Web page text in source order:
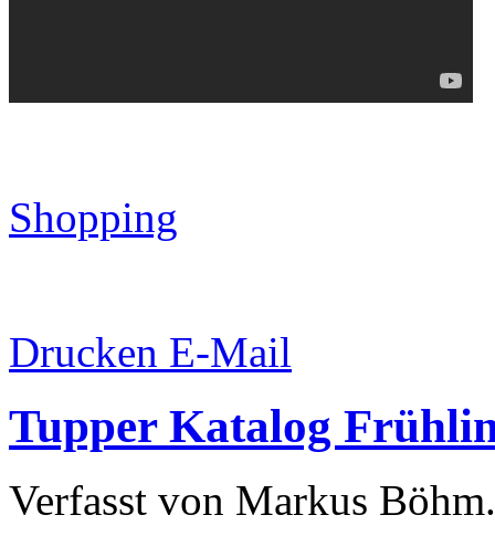
Shopping
Drucken E-Mail
Tupper Katalog
Verfasst von Markus